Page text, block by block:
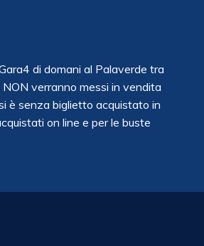
di domani al Palaverde tra
verranno messi in vendita
è senza biglietto acquistato in
on line e per le buste